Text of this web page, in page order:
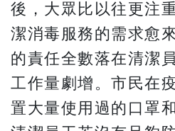
後，大眾比以往更注
潔消毒服務的需求愈
的責任全數落在清潔
工作量劇增。市民在
置大量使用過的口罩